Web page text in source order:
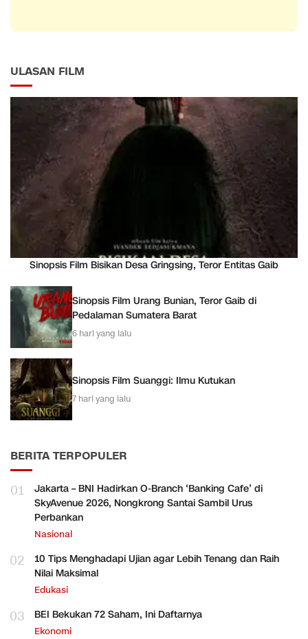
ULASAN FILM
Sinopsis Film Bisikan Desa Gringsing, Teror Entitas Gaib
Sinopsis Film Urang Bunian, Teror Gaib di
Pedalaman Sumatera Barat
6 hari yang lalu
Sinopsis Film Suanggi: Ilmu Kutukan
7 hari yang lalu
BERITA TERPOPULER
01
Jakarta – BNI Hadirkan O-Branch ‘Banking Cafe’ di
SkyAvenue 2026, Nongkrong Santai Sambil Urus
Perbankan
Nasional
02
10 Tips Menghadapi Ujian agar Lebih Tenang dan Raih
Nilai Maksimal
Edukasi
03 BEI Bekukan 72 Saham, Ini Daftarnya
Ekonomi